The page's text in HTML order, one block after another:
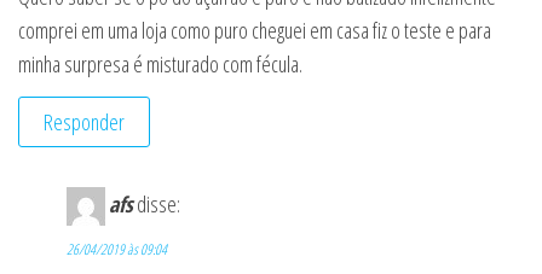
comprei em uma loja como puro cheguei em casa fiz o teste e para
minha surpresa é misturado com fécula.
Responder
afsdisse:
26/04/2019 às 09:04